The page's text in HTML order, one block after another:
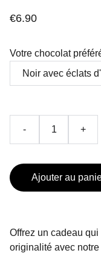
€6.90
Votre chocolat
- +
Ajouter au
Offrez un cadeau
originalité avec